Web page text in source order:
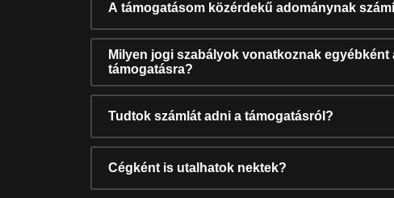
A támogatásom közérdekű adománynak
Milyen jogi szabályok vonatkoznak egyébként
támogatásra?
Tudtok számlát adni a támogatásról?
Cégként is utalhatok nektek?